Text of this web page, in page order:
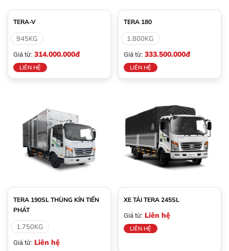
TERA-V
945KG
Giá từ: 314.000.000đ
LIÊN HỆ
TERA 180
1.800KG
Giá từ: 333.500.000đ
LIÊN HỆ
TERA 190SL THÙNG KÍN TIẾN
PHÁT
1.750KG
Giá từ: Liên hệ
XE TẢI TERA 245SL
Giá từ: Liên hệ
LIÊN HỆ